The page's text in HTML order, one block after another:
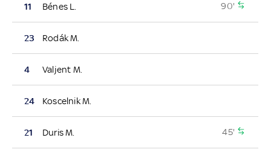
11 Bénes L. 90'
23 Rodák M.
4 Valjent M.
24 Koscelnik M.
21 Duris M. 45'